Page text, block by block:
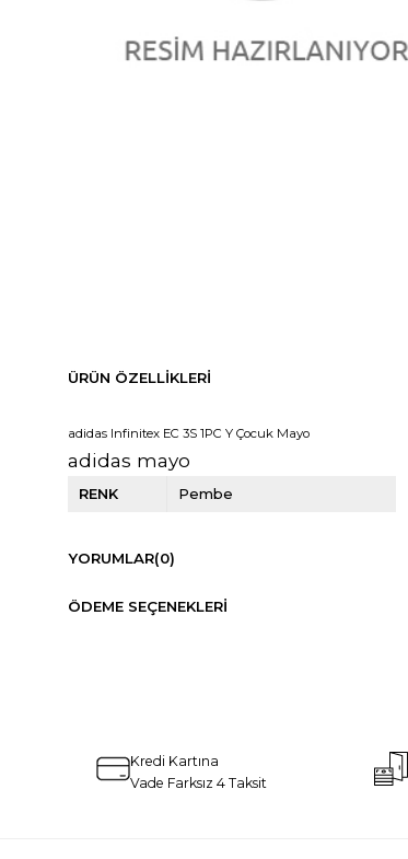
ÜRÜN ÖZELLIKLERI
adidas Infinitex EC 3S 1PC Y Çocuk Mayo
adidas mayo
RENK Pembe
YORUMLAR(0)
ÖDEME SEÇENEKLERI
Kredi Kartına
Vade Farksız 4 Taksit